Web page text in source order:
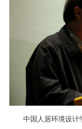
中国人居环境设计